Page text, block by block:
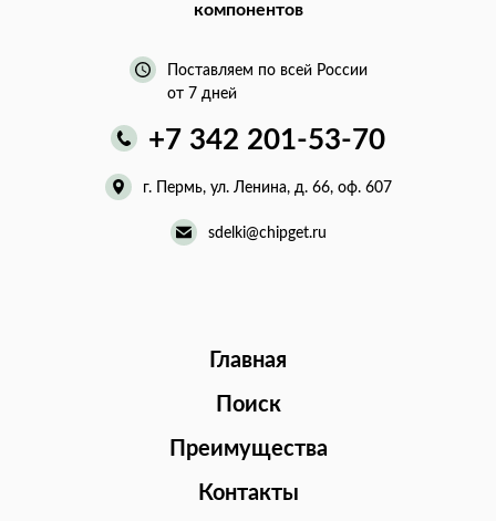
компонентов
Поставляем по всей России
от 7 дней
+7 342 201-53-70
г. Пермь, ул. Ленина, д. 66, оф. 607
sdelki@chipget.ru
Главная
Поиск
Преимущества
Контакты